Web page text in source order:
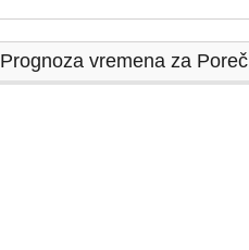
Prognoza vremena za Poreč